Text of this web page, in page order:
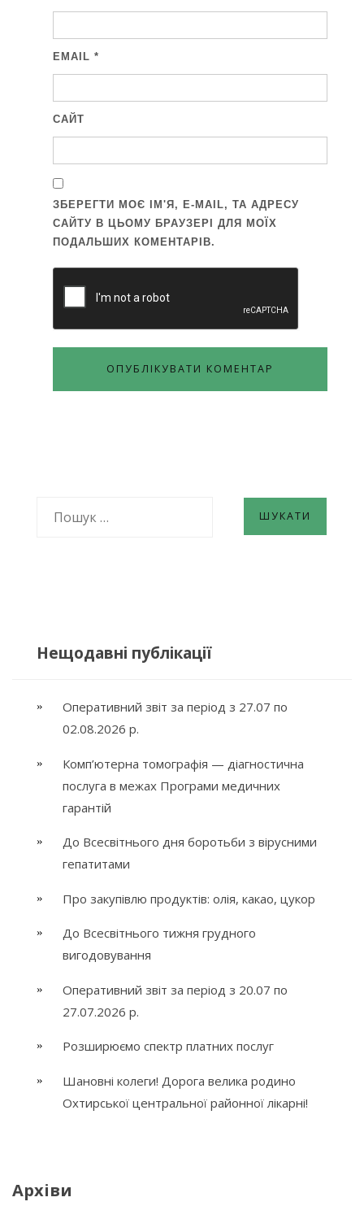
EMAIL *
САЙТ
ЗБЕРЕГТИ МОЄ ІМ'Я, E-MAIL, ТА АДРЕСУ
САЙТУ В ЦЬОМУ БРАУЗЕРІ ДЛЯ МОЇХ
ПОДАЛЬШИХ КОМЕНТАРІВ.
Нещодавні публікації
Оперативний звіт за період з 27.07 по
02.08.2026 р.
Комп’ютерна томографія — діагностична
послуга в межах Програми медичних
гарантій
До Всесвітнього дня боротьби з вірусними
гепатитами
Про закупівлю продуктів: олія, какао, цукор
До Всесвітнього тижня грудного
вигодовування
Оперативний звіт за період з 20.07 по
27.07.2026 р.
Розширюємо спектр платних послуг
Шановні колеги! Дорога велика родино
Охтирської центральної районної лікарні!
Архіви